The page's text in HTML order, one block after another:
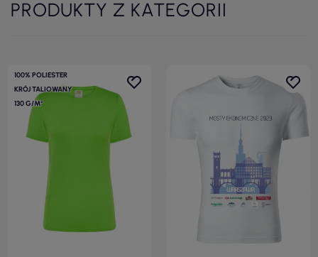
PRODUKTY Z KATEGORII
100% POLIESTER
KRÓJ TALIOWANY
130 G/M²